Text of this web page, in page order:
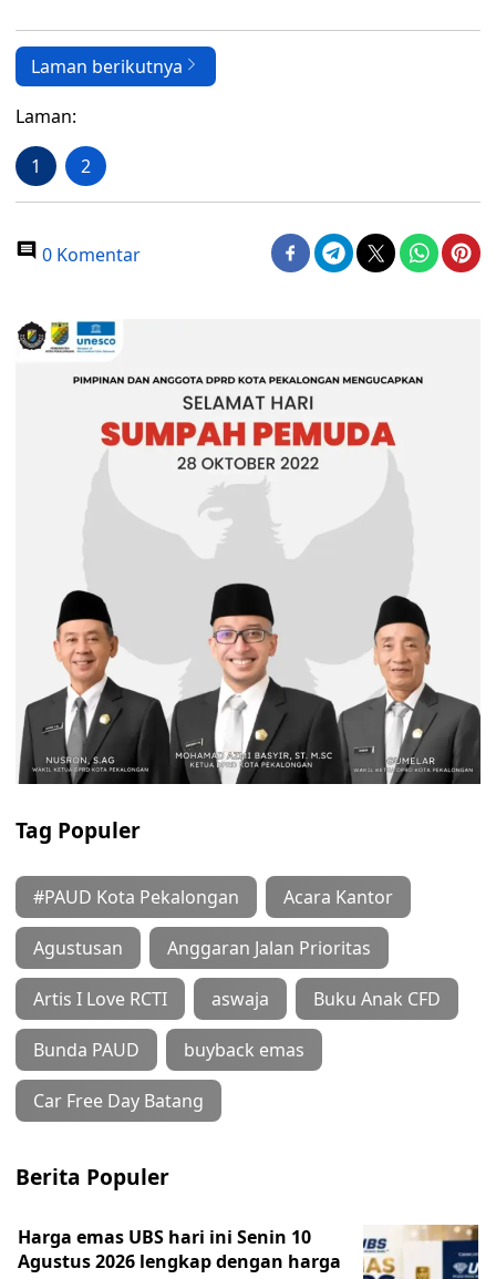
Laman berikutnya
Laman:
1 2
0 Komentar
Tag Populer
#PAUD Kota Pekalongan Acara Kantor
Agustusan Anggaran Jalan Prioritas
Artis I Love RCTI aswaja Buku Anak CFD
Bunda PAUD buyback emas
Car Free Day Batang
Berita Populer
Harga emas UBS hari ini Senin 10
Agustus 2026 lengkap dengan harga